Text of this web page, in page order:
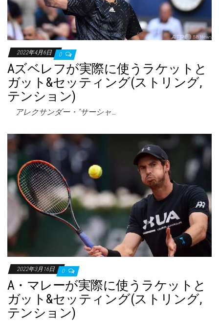
2022年4月6日 0
Aズベレフが実際に使うラケットと
ガット&セッティング(ストリング,
テンション)
アレクサンダー・”サーシャ…
2022年3月16日 0
A・マレーが実際に使うラケットと
ガット&セッティング(ストリング,
テンション)